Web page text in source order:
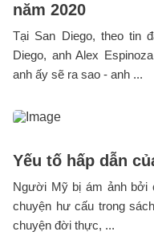
năm 2020
Tại San Diego, theo tin
Diego, anh Alex
anh ấy sẽ ra sao - anh ...
Yếu tố hấp dẫn
Người Mỹ bị ám ảnh bởi
chuyện hư cấu trong
chuyện đời thực, ...